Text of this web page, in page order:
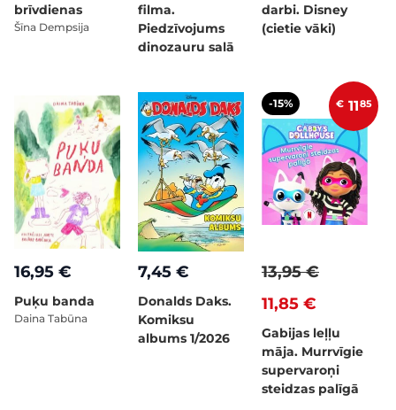
brīvdienas
Šīna Dempsija
filma.
Piedzīvojums
dinozauru salā
darbi. Disney
(cietie vāki)
16,95 €
Puķu banda
Daina Tabūna
7,45 €
Donalds Daks.
Komiksu
albums 1/2026
-15% € 1185
11,85 €
13,95 €
Gabijas leļļu
māja. Murrvīgie
supervaroņi
steidzas palīgā